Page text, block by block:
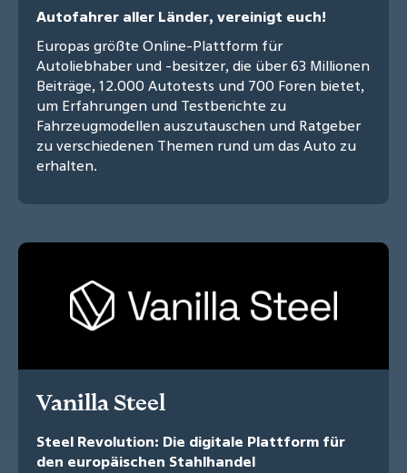
Autofahrer aller Länder, vereinigt euch!
Europas größte Online-Plattform für
Autoliebhaber und -besitzer, die über 63 Millionen
Beiträge, 12.000 Autotests und 700 Foren bietet,
um Erfahrungen und Testberichte zu
Fahrzeugmodellen auszutauschen und Ratgeber
zu verschiedenen Themen rund um das Auto zu
erhalten.
Vanilla Steel
Steel Revolution: Die digitale Plattform für
den europäischen Stahlhandel